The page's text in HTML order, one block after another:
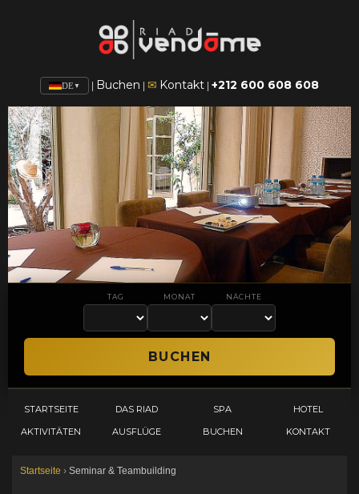
DE ▼ Buchen ✉ Kontakt +212 600 608 608
TAG MONAT NÄCHTE
STARTSEITE DAS RIAD SPA
HOTEL
AKTIVITÄTEN
AUSFLÜGE BUCHEN KONTAKT
Startseite › Seminar & Teambuilding